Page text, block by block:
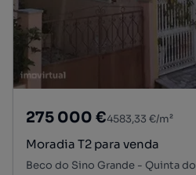
275 000 €4583,33 €/m²
Moradia T2 para venda